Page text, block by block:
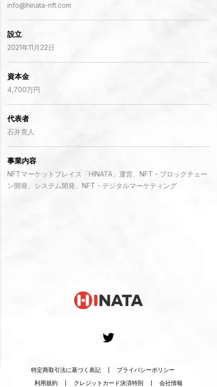
info@hinata-nft.com
設立
2021年11月22日
資本金
4,700万円
代表者
石井寛人
事業内容
NFTマーケットプレイス「HINATA」運営、NFT・ブロックチェー
ン開発、システム開発、NFT・デジタルマーケティング
特定商取引法に基づく表記
プライバシーポリシー
利用規約
クレジットカード決済特則 会社情報